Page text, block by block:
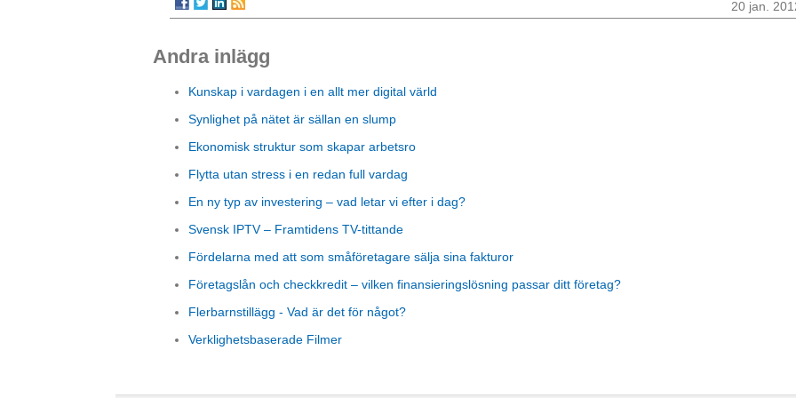
20 jan.
Andra inlägg
Kunskap i vardagen i en allt mer digital värld
Synlighet på nätet är sällan en slump
Ekonomisk struktur som skapar arbetsro
Flytta utan stress i en redan full vardag
En ny typ av investering – vad letar vi efter i dag?
Svensk IPTV – Framtidens TV-tittande
Fördelarna med att som småföretagare sälja sina fakturor
Företagslån och checkkredit – vilken finansieringslösning passar ditt företag?
Flerbarnstillägg - Vad är det för något?
Verklighetsbaserade Filmer